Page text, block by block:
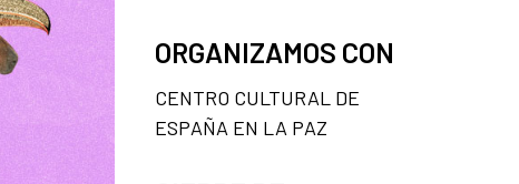
ORGANIZAMOS CON
CENTRO CULTURAL DE
ESPAÑA EN LA PAZ